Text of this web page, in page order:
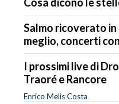
Salmo ricoverato
meglio, concerti
I prossimi live di
Traoré e Rancore
Enrico Melis Costa